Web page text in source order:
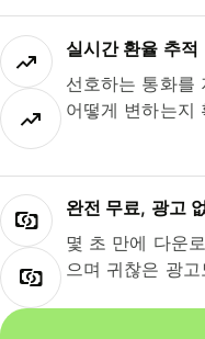
실시간 환율 추적
선호하는 통화를
어떻게 변하는지
완전 무료, 광고
몇 초 만에 다운
으며 귀찮은 광